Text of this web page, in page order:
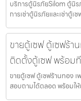
บริการตู้นิรภัยSilom ตู้นิร
การเช่าตู้นิรภัยและเช่าตู้
ขายตู้เซฟ ตู้เซฟร้า
ติดตั้งตู้เซฟ พร้อม
ขายตู้เซฟ ตู้เซฟร้านทอง
สอบถามได้ตลอด พร้อมใ